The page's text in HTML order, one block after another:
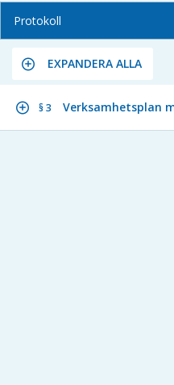
Protokoll
EXPANDERA ALLA
§ 3 Verksamhetsplan